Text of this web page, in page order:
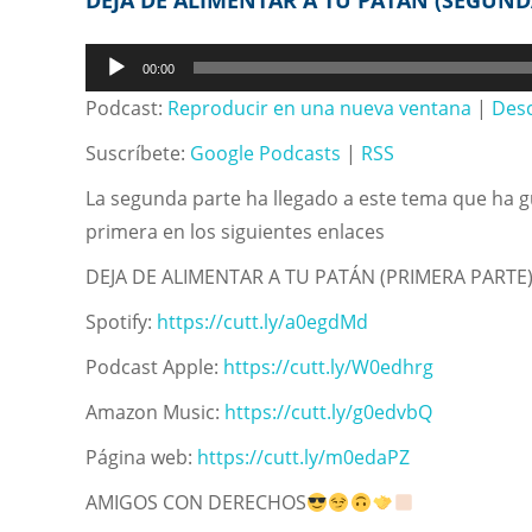
Reproductor
de
00:00
Podcast: Reproducir en una nueva ventana |
Suscríbete: Google Podcasts | RSS
La segunda parte ha llegado a este tema que
primera en los siguientes enlaces
DEJA DE ALIMENTAR A TU PATÁN (PRIMERA PARTE)
Spotify: https://cutt.ly/a0egdMd
Podcast Apple: https://cutt.ly/W0edhrg
Amazon Music: https://cutt.ly/g0edvbQ
Página web: https://cutt.ly/m0edaPZ
AMIGOS CON DERECHOS